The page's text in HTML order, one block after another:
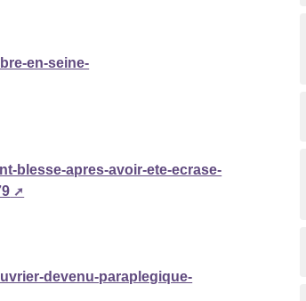
en-seine-
blesse-apres-avoir-ete-ecrase-
devenu-paraplegique-